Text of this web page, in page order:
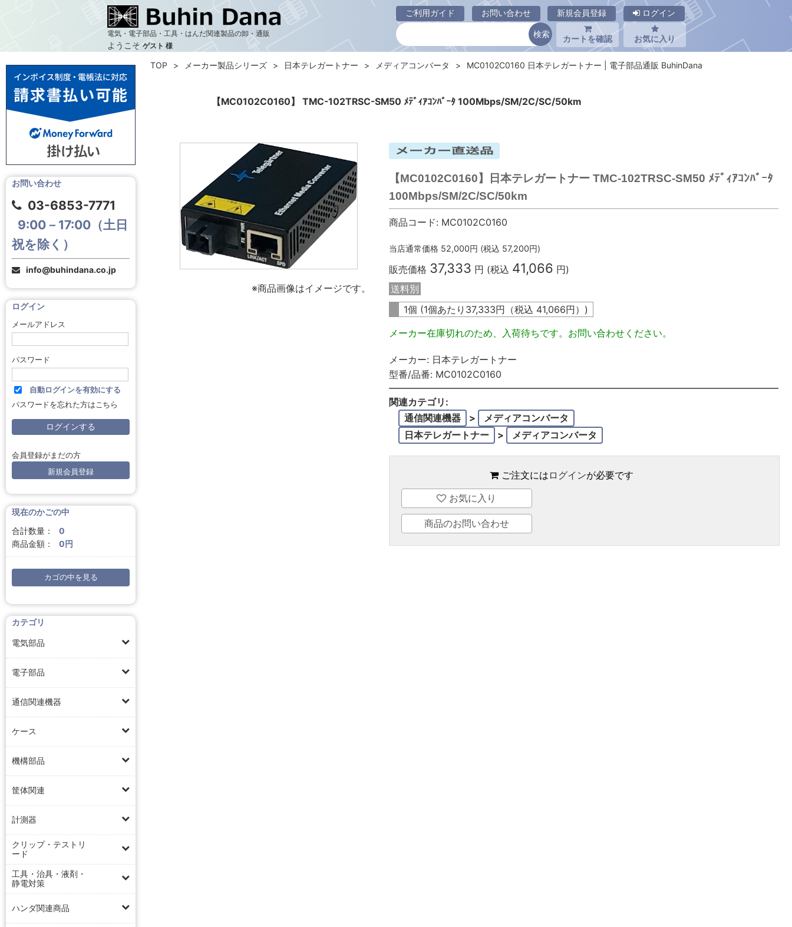
電気・電子部品・工具・はんだ関連製品の卸・通販
ようこそ ゲスト 様
ご利用ガイド お問い合わせ 新規会員登録 ログイン
カートを確認 お気に入り
【MC0102C0160】 TMC-102TRSC-SM50 ﾒﾃﾞｨｱｺﾝﾊﾞｰﾀ 100Mbps/SM/2C/SC/50km
お問い合わせ
03-6853-7771
9:00－17:00（土日
祝を除く）
info@buhindana.co.jp
ログイン
メールアドレス
パスワード
自動ログインを有効にする
パスワードを忘れた方はこちら
会員登録がまだの方
新規会員登録
現在のかごの中
合計数量：
0
商品金額：
0円
カゴの中を見る
カテゴリ
電気部品
電子部品
通信関連機器
ケース
機構部品
筐体関連
計測器
クリップ・テストリ
ード
工具・治具・液剤・
静電対策
ハンダ関連商品
TOP メーカー製品シリーズ 日本テレガートナー メディアコンバータ MC0102C0160 日本テレガートナー | 電子部品通販 BuhinDana
※商品画像はイメージです。
【MC0102C0160】日本テレガートナー TMC-102TRSC-SM50 ﾒﾃﾞｨｱｺﾝﾊﾞｰﾀ
100Mbps/SM/2C/SC/50km
商品コード: MC0102C0160
当店通常価格 52,000円 (税込 57,200円)
販売価格 37,333 円 (税込 41,066 円)
送料別
1個 (1個あたり 37,333円（税込 41,066円）)
メーカー在庫切れのため、入荷待ちです。お問い合わせください。
メーカー: 日本テレガートナー
型番/品番: MC0102C0160
関連カテゴリ:
通信関連機器
>
メディアコンバータ
日本テレガートナー
> メディアコンバータ
ご注文には ログインが必要です
お気に入り
商品のお問い合わせ